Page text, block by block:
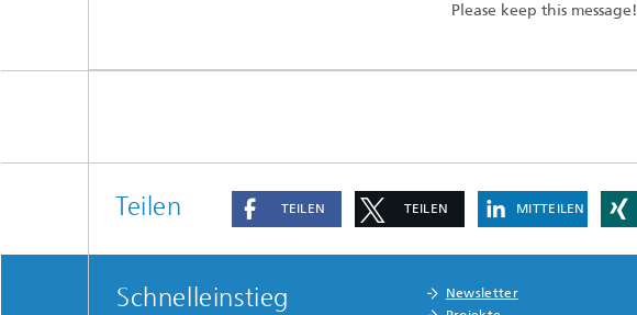
Please keep this message!
Teilen TEILEN TEILEN MITTEILEN
Schnelleinstieg Newsletter